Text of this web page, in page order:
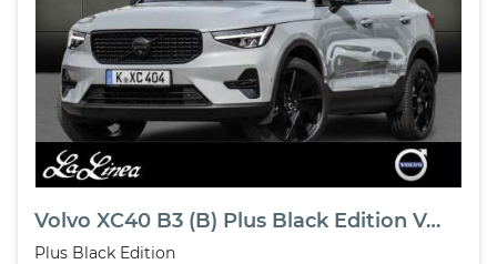
Volvo XC40 B3 (B) Plus Black Edition Vorführwagen
Plus Black Edition